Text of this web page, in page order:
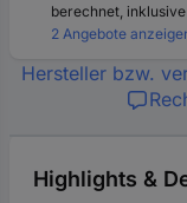
berechnet,
2 Angebote
Hersteller bzw.
Highlights &